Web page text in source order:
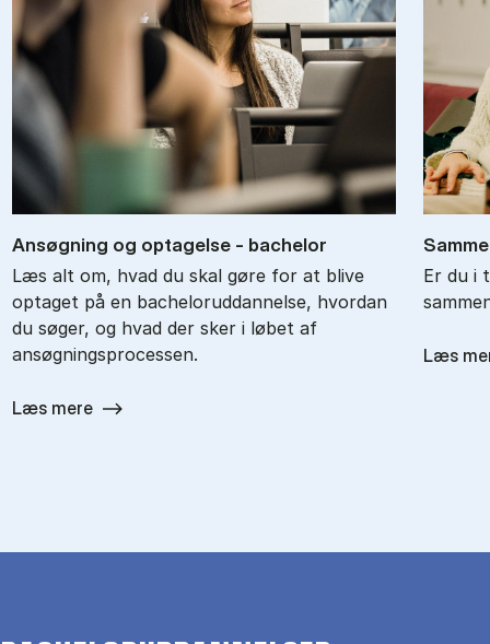
An­søg­ning og op­ta­gel­se - ba­chel­or
Læs alt om, hvad du skal gøre for at blive
optaget på en bacheloruddannelse, hvordan
du søger, og hvad der sker i løbet af
ansøgningsprocessen.
Læs mere
Er du i
Læs